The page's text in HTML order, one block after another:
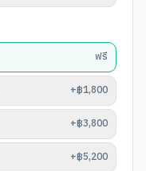
ฟรี
+฿1,800
+฿3,800
+฿5,200